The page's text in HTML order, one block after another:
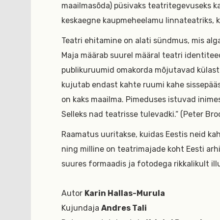
maailmasõda) püsivaks teatritegevuseks
keskaegne kaupmeheelamu linnateatriks,
Teatri ehitamine on alati sündmus, mis
Maja määrab suurel määral teatri
publikuruumid omakorda mõjutavad
kujutab endast kahte ruumi kahe
on kaks maailma. Pimeduses istuvad
Selleks nad teatrisse tulevadki.“ (Peter
Raamatus uuritakse, kuidas Eestis neid
ning milline on teatrimajade koht Eesti
suures formaadis ja fotodega rikkalikult
Autor Karin Hallas-Murula
Kujundaja Andres Tali